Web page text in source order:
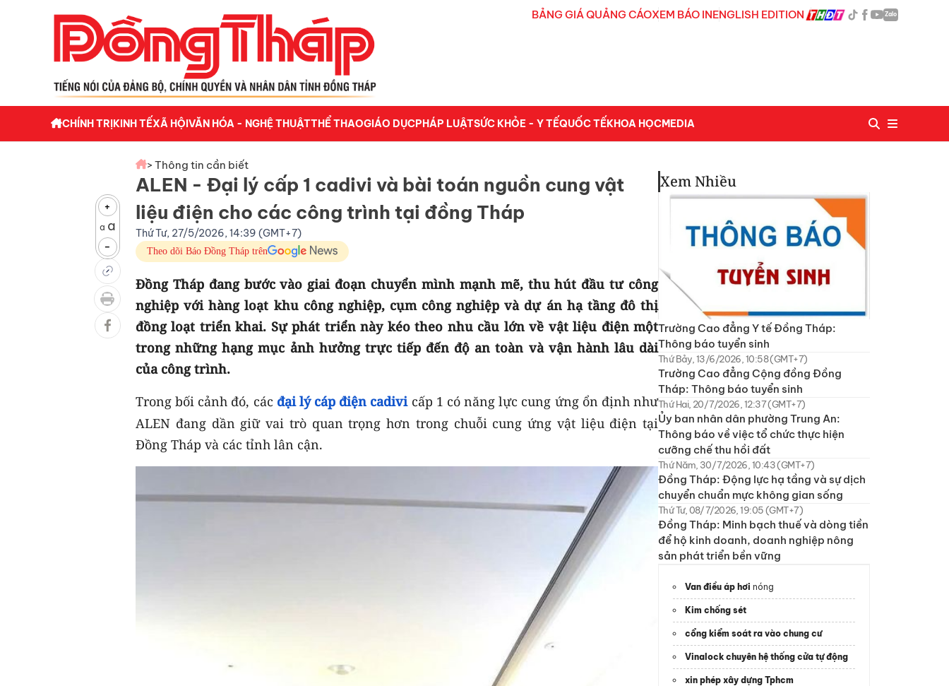
BẢNG GIÁ QUẢNG CÁOXEM BÁO INENGLISH EDITION Zalo
CHÍNH TRỊKINH TẾXÃ HỘIVĂN HÓA - NGHỆ THUẬTTHỂ THAOGIÁO DỤCPHÁP LUẬTSỨC KHỎE - Y TẾQUỐC TẾKHOA HỌCMEDIA
+
a a
-
> Thông tin cần biết
ALEN - Đại lý cấp 1 cadivi và bài toán nguồn cung vật
liệu điện cho các công trình tại đồng Tháp
Thứ Tư, 27/5/2026, 14:39 (GMT+7)
Theo dõi Báo Đồng Tháp trên
Đồng Tháp đang bước vào giai đoạn chuyển mình mạnh mẽ, thu hút đầu tư công
nghiệp với hàng loạt khu công nghiệp, cụm công nghiệp và dự án hạ tầng đô thị
đồng loạt triển khai. Sự phát triển này kéo theo nhu cầu lớn về vật liệu điện một
trong những hạng mục ảnh hưởng trực tiếp đến độ an toàn và vận hành lâu dài
của công trình.
Trong bối cảnh đó, các đại lý cáp điện cadivicấp 1 có năng lực cung ứng ổn định như
ALEN đang dần giữ vai trò quan trọng hơn trong chuỗi cung ứng vật liệu điện tại
Đồng Tháp và các tỉnh lân cận.
Xem Nhiều
Trường Cao đẳng Y tế Đồng Tháp:
Thông báo tuyển sinh
Thứ Bảy, 13/6/2026, 10:58 (GMT+7)
Trường Cao đẳng Cộng đồng Đồng
Tháp: Thông báo tuyển sinh
Thứ Hai, 20/7/2026, 12:37 (GMT+7)
Ủy ban nhân dân phường Trung An:
Thông báo về việc tổ chức thực hiện
cưỡng chế thu hồi đất
Thứ Năm, 30/7/2026, 10:43 (GMT+7)
Đồng Tháp: Động lực hạ tầng và sự dịch
chuyển chuẩn mực không gian sống
Thứ Tư, 08/7/2026, 19:05 (GMT+7)
Đồng Tháp: Minh bạch thuế và dòng tiền
để hộ kinh doanh, doanh nghiệp nông
sản phát triển bền vững
Van điều áp hơi nóng
Kim chống sét
cổng kiểm soát ra vào chung cư
Vinalock chuyên hệ thống cửa tự động
xin phép xây dựng Tphcm